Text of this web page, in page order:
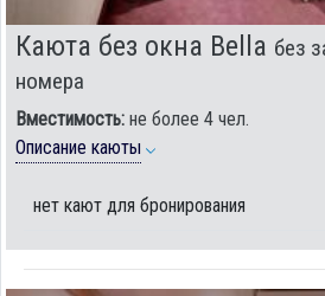
Каюта без окна Bella без
номера
Вместимость: не более 4 чел.
Описание каюты
нет кают для бронирования